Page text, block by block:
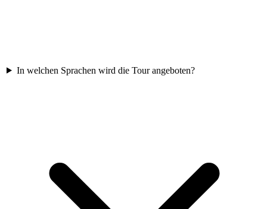
In welchen Sprachen wird die Tour angeboten?